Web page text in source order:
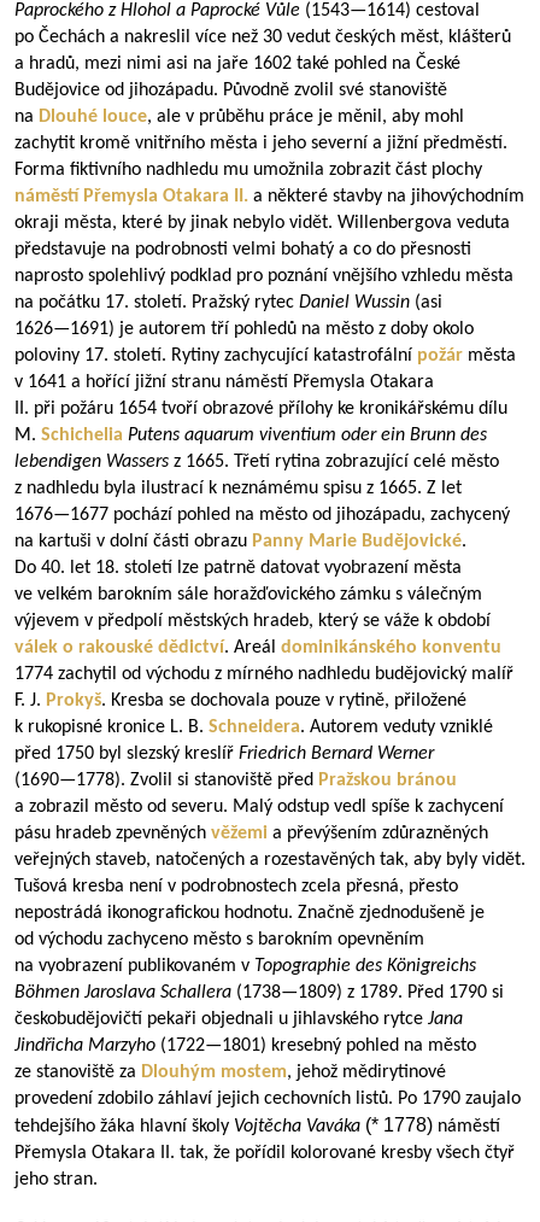
Paprockého z Hlohol a Paprocké Vůle (1543—1614) cestoval
po Čechách a nakreslil více než 30 vedut českých měst, klášterů
a hradů, mezi nimi asi na jaře 1602 také pohled na České
Budějovice od jihozápadu. Původně zvolil své stanoviště
na Dlouhé louce, ale v průběhu práce je měnil, aby mohl
zachytit kromě vnitřního města i jeho severní a jižní předměstí.
Forma fiktivního nadhledu mu umožnila zobrazit část plochy
náměstí Přemysla Otakara II. a některé stavby na jihovýchodním
okraji města, které by jinak nebylo vidět. Willenbergova veduta
představuje na podrobnosti velmi bohatý a co do přesnosti
naprosto spolehlivý podklad pro poznání vnějšího vzhledu města
na počátku 17. století. Pražský rytec Daniel Wussin (asi
1626—1691) je autorem tří pohledů na město z doby okolo
poloviny 17. století. Rytiny zachycující katastrofální požár města
v 1641 a hořící jižní stranu náměstí Přemysla Otakara
II. při požáru 1654 tvoří obrazové přílohy ke kronikářskému dílu
M. Schichelia Putens aquarum viventium oder ein Brunn des
lebendigen Wassers z 1665. Třetí rytina zobrazující celé město
z nadhledu byla ilustrací k neznámému spisu z 1665. Z let
1676—1677 pochází pohled na město od jihozápadu, zachycený
na kartuši v dolní části obrazu Panny Marie Budějovické.
Do 40. let 18. století lze patrně datovat vyobrazení města
ve velkém barokním sále horažďovického zámku s válečným
výjevem v předpolí městských hradeb, který se váže k období
válek o rakouské dědictví. Areál dominikánského konventu
1774 zachytil od východu z mírného nadhledu budějovický malíř
F. J. Prokyš. Kresba se dochovala pouze v rytině, přiložené
k rukopisné kronice L. B. Schneidera. Autorem veduty vzniklé
před 1750 byl slezský kreslíř Friedrich Bernard Werner
(1690—1778). Zvolil si stanoviště před Pražskou bránou
a zobrazil město od severu. Malý odstup vedl spíše k zachycení
pásu hradeb zpevněných věžemi a převýšením zdůrazněných
veřejných staveb, natočených a rozestavěných tak, aby byly vidět.
Tušová kresba není v podrobnostech zcela přesná, přesto
nepostrádá ikonografickou hodnotu. Značně zjednodušeně je
od východu zachyceno město s barokním opevněním
na vyobrazení publikovaném v Topographie des Königreichs
Böhmen Jaroslava Schallera (1738—1809) z 1789. Před 1790 si
českobudějovičtí pekaři objednali u jihlavského rytce Jana
Jindřicha Marzyho (1722—1801) kresebný pohled na město
ze stanoviště za Dlouhým mostem, jehož mědirytinové
provedení zdobilo záhlaví jejich cechovních listů. Po 1790 zaujalo
tehdejšího žáka hlavní školy Vojtěcha Vaváka (* 1778) náměstí
Přemysla Otakara II. tak, že pořídil kolorované kresby všech čtyř
jeho stran.